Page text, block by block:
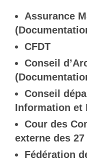
Assurance
CFDT
Conseil
Conseil
Information et
Cour des
externe des
Fédération